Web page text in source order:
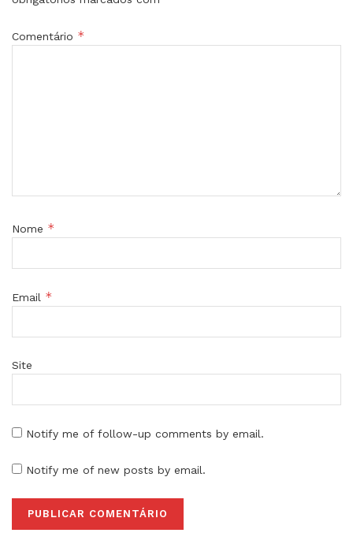
Comentário *
Nome *
Email *
Site
Notify me of follow-up comments by email.
Notify me of new posts by email.